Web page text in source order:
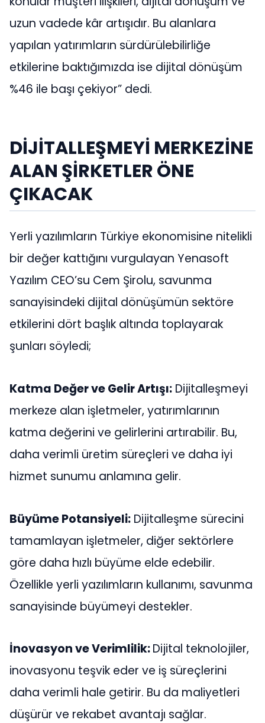
uzun vadede kâr artışıdır. Bu alanlara
yapılan yatırımların sürdürülebilirliğe
etkilerine baktığımızda ise dijital dönüşüm
%46 ile başı çekiyor” dedi.
DİJİTALLEŞMEYİ MERKEZİNE
ALAN ŞİRKETLER ÖNE
ÇIKACAK
Yerli yazılımların Türkiye ekonomisine nitelikli
bir değer kattığını vurgulayan Yenasoft
Yazılım CEO’su Cem Şirolu, savunma
sanayisindeki dijital dönüşümün sektöre
etkilerini dört başlık altında toplayarak
şunları söyledi;
Katma Değer ve Gelir Artışı: Dijitalleşmeyi
merkeze alan işletmeler, yatırımlarının
katma değerini ve gelirlerini artırabilir. Bu,
daha verimli üretim süreçleri ve daha iyi
hizmet sunumu anlamına gelir.
Büyüme Potansiyeli: Dijitalleşme sürecini
tamamlayan işletmeler, diğer sektörlere
göre daha hızlı büyüme elde edebilir.
Özellikle yerli yazılımların kullanımı, savunma
sanayisinde büyümeyi destekler.
İnovasyon ve Verimlilik:Dijital teknolojiler,
inovasyonu teşvik eder ve iş süreçlerini
daha verimli hale getirir. Bu da maliyetleri
düşürür ve rekabet avantajı sağlar.